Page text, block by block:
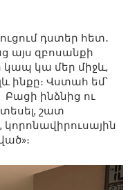
դստեր հետ․
այս զբոսանքի
կապ կա մեր միջև,
ինքը։ Վստահ եմ՝
Բացի ինձնից ու
շատ